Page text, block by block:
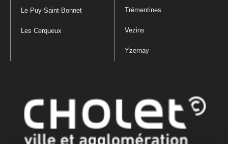
Le Puy-Saint-Bonnet
Les Cerqueux
Trémentines
Vezins
Yzernay